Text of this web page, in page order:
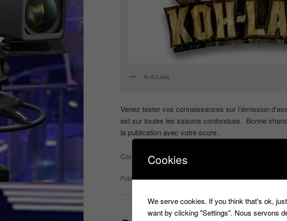
Koh-Lanta
Venez tester vos connaissances sur l’émission
est sur toutes les saisons confondues. Bonne
la publication avec votre score .
Continuer la lecture→
Publié dansNon classé,Quizz et jeux|Marqué avecDenis
Cookies
We serve cookies. If you think that's ok,
want by clicking "Settings". Nous servons